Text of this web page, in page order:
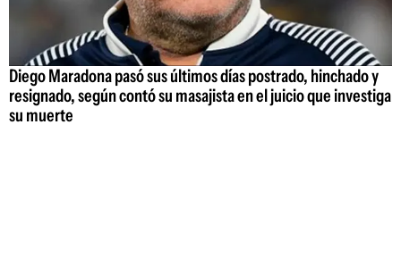
Diego Maradona pasó sus últimos días postrado, hinchado y
resignado, según contó su masajista en el juicio que investiga
su muerte